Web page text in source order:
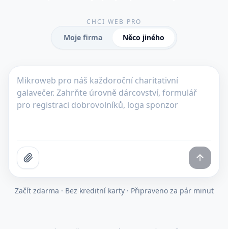
CHCI WEB PRO
Moje firma Něco jiného
Začít zdarma · Bez kreditní karty · Připraveno za pár minut